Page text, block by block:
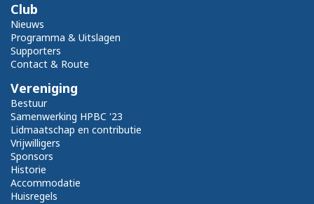
Club
Nieuws
Programma & Uitslagen
Supporters
Contact & Route
Vereniging
Bestuur
Samenwerking HPBC '23
Lidmaatschap en contributie
Vrijwilligers
Sponsors
Historie
Accommodatie
Huisregels